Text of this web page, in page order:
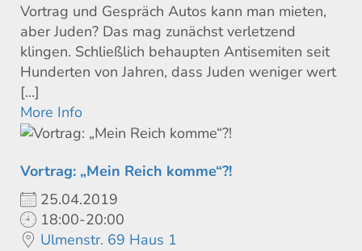
Vortrag und Gespräch Autos kann man mieten,
aber Juden? Das mag zunächst verletzend
klingen. Schließlich behaupten Antisemiten seit
Hunderten von Jahren, dass Juden weniger wert
[...]
More Info
Vortrag: „Mein Reich komme“?!
25.04.2019
18:00-20:00
Ulmenstr. 69 Haus 1